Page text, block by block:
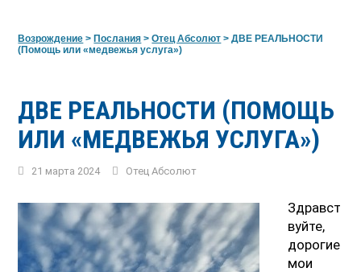
Возрождение >Послания >Отец Абсолют >ДВЕ РЕАЛЬНОСТИ
(Помощь или «медвежья услуга»)
ДВЕ РЕАЛЬНОСТИ (ПОМОЩЬ
ИЛИ «МЕДВЕЖЬЯ УСЛУГА»)
21 марта 2024 Отец Абсолют
Здравст
вуйте,
дорогие
мои